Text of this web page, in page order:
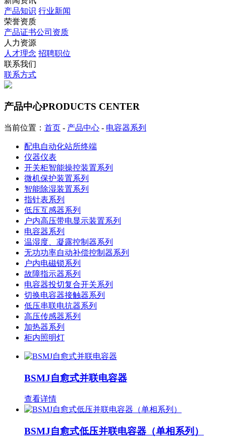
产品知识 行业新闻
荣誉资质
产品证书公司资质
人力资源
人才理念 招聘职位
联系我们
联系方式
产品中心PRODUCTS CENTER
当前位置： 首页 - 产品中心 - 电容器系列
配电自动化站所终端
仪器仪表
开关柜智能操控装置系列
微机保护装置系列
智能除湿装置系列
指针表系列
低压互感器系列
户内高压带电显示装置系列
电容器系列
温湿度、凝露控制器系列
无功功率自动补偿控制器系列
户内电磁锁系列
故障指示器系列
电容器投切复合开关系列
切换电容器接触器系列
低压串联电抗器系列
高压传感器系列
加热器系列
柜内照明灯
BSMJ自愈式并联电容器
查看详情
BSMJ自愈式低压并联电容器（单相系列）